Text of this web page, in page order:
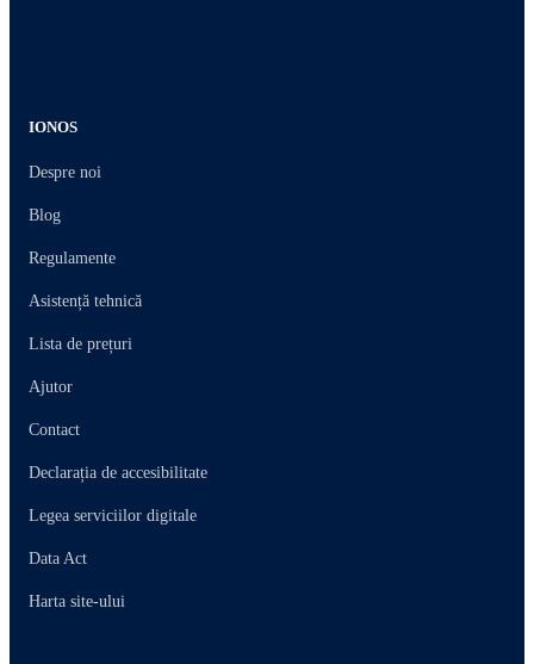
IONOS
Despre noi
Blog
Regulamente
Asistență tehnică
Lista de prețuri
Ajutor
Contact
Declarația de accesibilitate
Legea serviciilor digitale
Data Act
Harta site-ului